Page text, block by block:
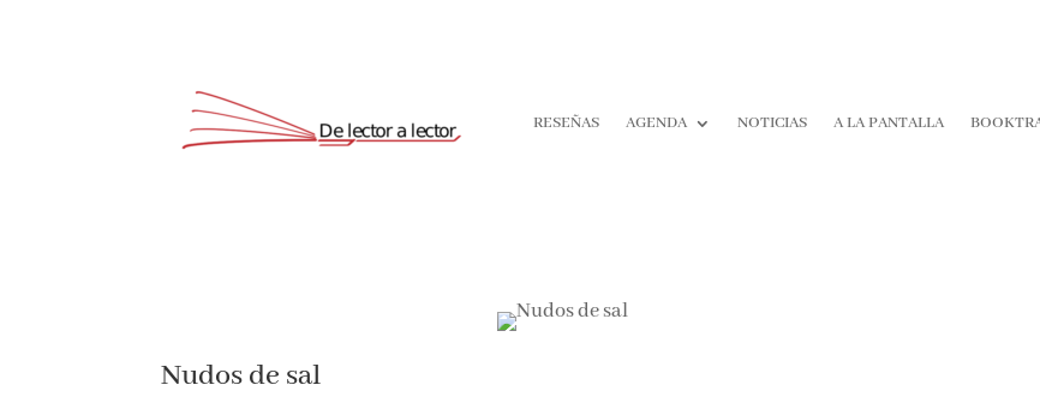
RESEÑAS AGENDA NOTICIAS A LA PANTALLA
Nudos de sal